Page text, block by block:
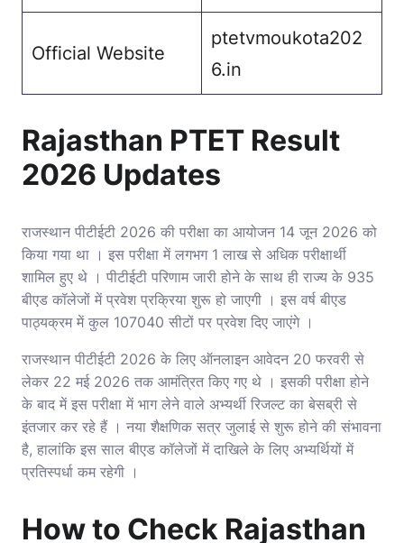
Official Website
ptetvmoukota202
6.in
Rajasthan PTET Result
2026 Updates
राजस्थान पीटीईटी 2026 की परीक्षा का आयोजन 14 जून 2026 को
किया गया था । इस परीक्षा में लगभग 1 लाख से अधिक परीक्षार्थी
शामिल हुए थे । पीटीईटी परिणाम जारी होने के साथ ही राज्य के 935
बीएड कॉलेजों में प्रवेश प्रक्रिया शुरू हो जाएगी । इस वर्ष बीएड
पाठ्यक्रम में कुल 107040 सीटों पर प्रवेश दिए जाएंगे ।
राजस्थान पीटीईटी 2026 के लिए ऑनलाइन आवेदन 20 फरवरी से
लेकर 22 मई 2026 तक आमंत्रित किए गए थे । इसकी परीक्षा होने
के बाद में इस परीक्षा में भाग लेने वाले अभ्यर्थी रिजल्ट का बेसब्री से
इंतजार कर रहे हैं । नया शैक्षणिक सत्र जुलाई से शुरू होने की संभावना
है, हालांकि इस साल बीएड कॉलेजों में दाखिले के लिए अभ्यर्थियों में
प्रतिस्पर्धा कम रहेगी ।
How to Check Rajasthan